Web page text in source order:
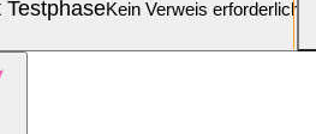
Kein Verweis erforderlich